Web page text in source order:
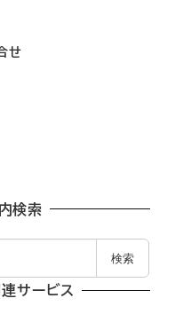
せ
検索
検索
サービス